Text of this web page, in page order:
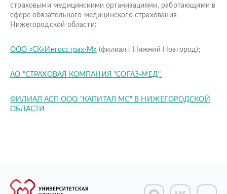
страховыми медицинскими организациями, работающими в
сфере обязательного медицинского страхования
Нижегородской области:
ООО «СК«Ингосстрах-М»(филиал г.Нижний Новгород);
АО "СТРАХОВАЯ КОМПАНИЯ "СОГАЗ-МЕД".
ФИЛИАЛ АСП ООО "КАПИТАЛ МС" В НИЖЕГОРОДСКОЙ
ОБЛАСТИ